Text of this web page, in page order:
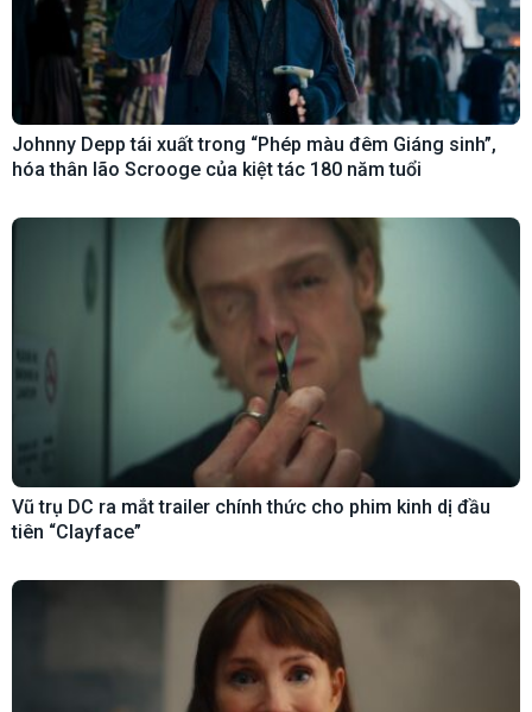
Johnny Depp tái xuất trong “Phép màu đêm Giáng sinh”,
hóa thân lão Scrooge của kiệt tác 180 năm tuổi
Vũ trụ DC ra mắt trailer chính thức cho phim kinh dị đầu
tiên “Clayface”